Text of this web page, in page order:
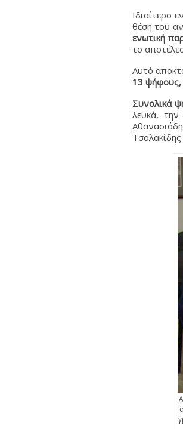
Ιδιαίτερο
θέση του
ενωτική
το
Αυτό
13 ψήφους,
Συνολικά
λευκά,